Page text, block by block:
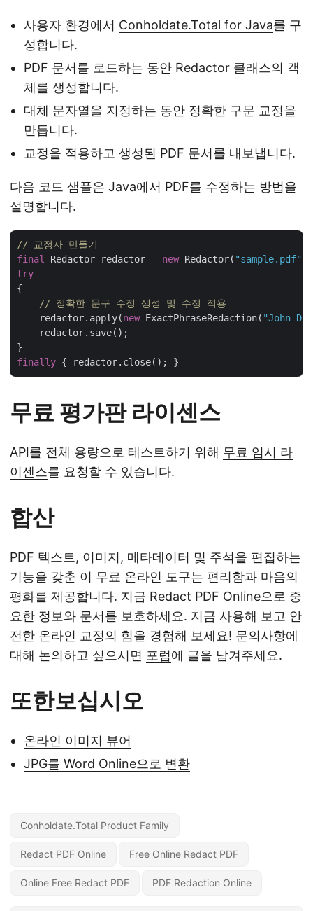
사용자 환경에서 Conholdate.Total for Java를 구
성합니다.
PDF 문서를 로드하는 동안 Redactor 클래스의 객
체를 생성합니다.
대체 문자열을 지정하는 동안 정확한 구문 교정을
만듭니다.
교정을 적용하고 생성된 PDF 문서를 내보냅니다.
다음 코드 샘플은 Java에서 PDF를 수정하는 방법을
설명합니다.
// 교정자 만들기
final
Redactor redactor = new Redactor( "sample.pdf"
try
{
// 정확한 문구 수정 생성 및 수정 적용
    redactor.apply(
new ExactPhraseRedaction( "John
    redactor.save();
finally
무료 평가판 라이센스
API를 전체 용량으로 테스트하기 위해 무료 임시 라
이센스를 요청할 수 있습니다.
합산
PDF 텍스트, 이미지, 메타데이터 및 주석을 편집하는
기능을 갖춘 이 무료 온라인 도구는 편리함과 마음의
평화를 제공합니다. 지금 Redact PDF Online으로 중
요한 정보와 문서를 보호하세요. 지금 사용해 보고 안
전한 온라인 교정의 힘을 경험해 보세요! 문의사항에
대해 논의하고 싶으시면 포럼에 글을 남겨주세요.
또한보십시오
온라인 이미지 뷰어
JPG를 Word Online으로 변환
Conholdate.Total Product Family
Redact PDF Online Free Online Redact PDF
Online Free Redact PDF PDF Redaction Online